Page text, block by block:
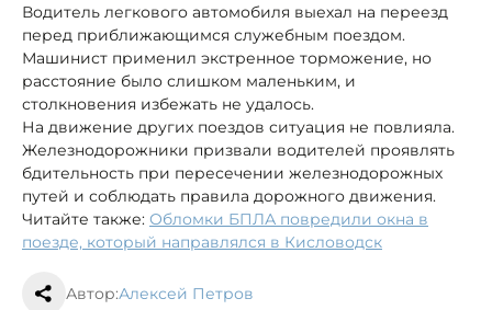
Водитель легкового автомобиля выехал на переезд
перед приближающимся служебным поездом.
Машинист применил экстренное торможение, но
расстояние было слишком маленьким, и
столкновения избежать не удалось.
На движение других поездов ситуация не повлияла.
Железнодорожники призвали водителей проявлять
бдительность при пересечении железнодорожных
путей и соблюдать правила дорожного движения.
Читайте также: Обломки БПЛА повредили окна в
поезде, который направлялся в Кисловодск
Автор:Алексей Петров